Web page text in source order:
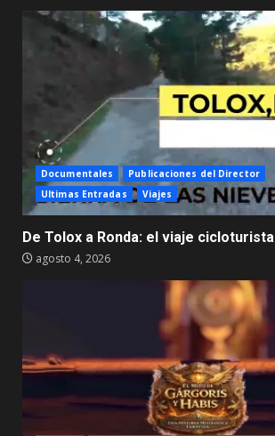
Documentales
Publicaciones del Director
Ultimas Entradas
Viajes
De Tolox a Ronda: el viaje cicloturista
agosto 4, 2026